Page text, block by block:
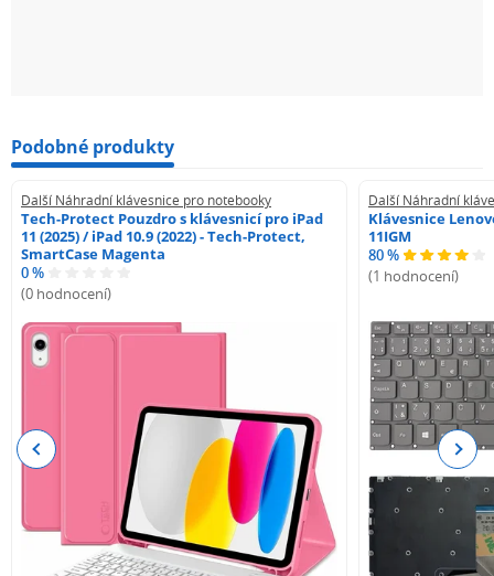
Podobné produkty
Další Náhradní klávesnice pro notebooky
Tech-Protect Pouzdro s klávesnicí pro iPad
11 (2025) / iPad 10.9 (2022) - Tech-Protect,
SmartCase Magenta
0 %
(0 hodnocení)
Další Náhradní
Klávesnice
11IGM
80 %
(1 hodnocení)
Previous Next